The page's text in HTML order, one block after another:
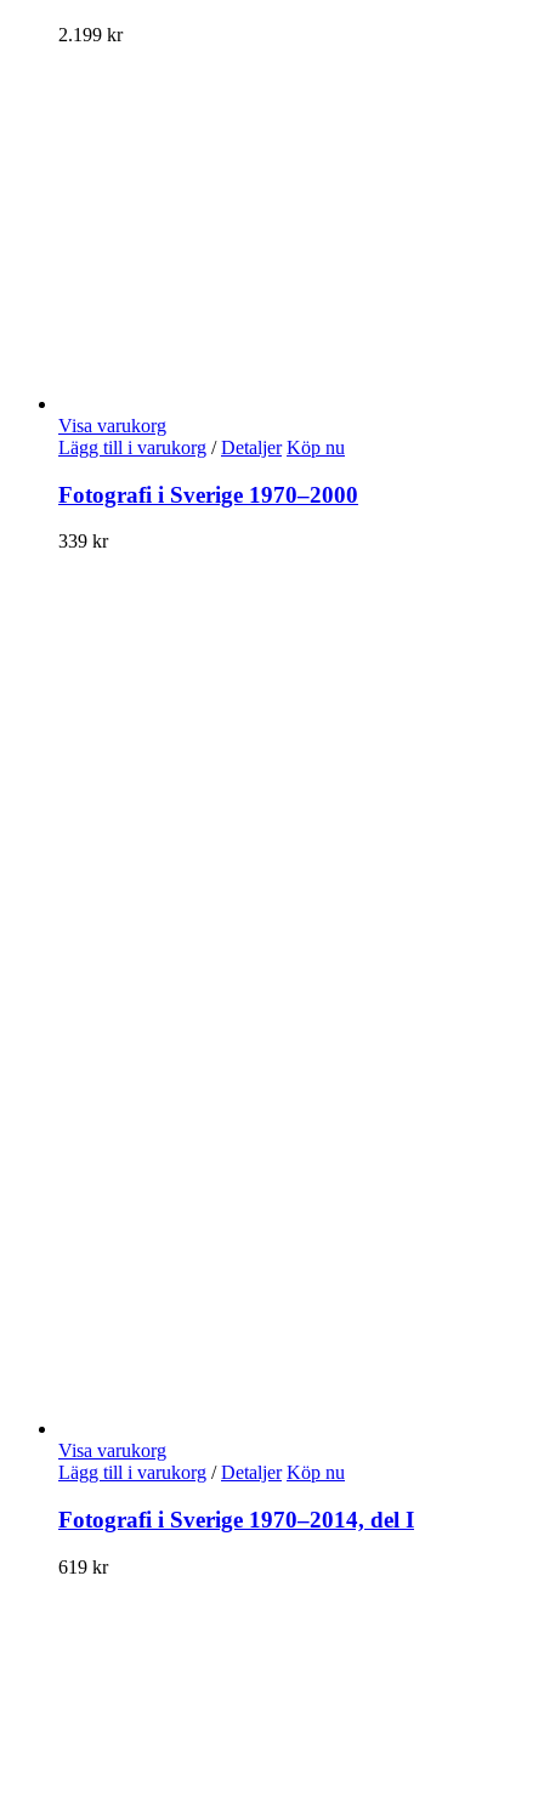
2.199 kr
Visa varukorg
Lägg till i varukorg / Detaljer Köp nu
Fotografi i Sverige 1970–2000
339 kr
Visa varukorg
Lägg till i varukorg / Detaljer Köp nu
Fotografi i Sverige 1970–2014, del I
619 kr